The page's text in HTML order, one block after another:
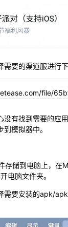
要的渠道服进行下
没有找到需要的应
模拟器中。
储到电脑上，在
电脑文件夹。
需要安装的apk/